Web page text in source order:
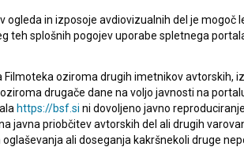
ogleda in izposoje avdiovizualnih del je mogoč
teh splošnih pogojev uporabe spletnega
oziroma drugih imetnikov avtorskih,
drugače dane na voljo javnosti na
https://bsf.si ni dovoljeno javno
javna priobčitev avtorskih del ali drugih
ali doseganja kakršnekoli druge